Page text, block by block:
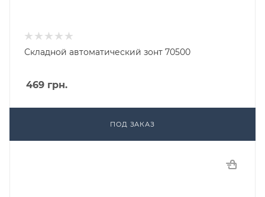
Складной автоматический зонт 70500
469 грн.
ПОД ЗАКАЗ